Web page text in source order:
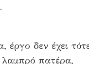
έργο δεν έχει
πατέρα,